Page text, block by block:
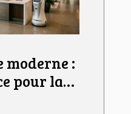
moderne :
pour la
dans le